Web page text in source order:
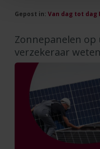
Gepost in: Van dag tot dag
Zonnepanelen op
verzekeraar weten